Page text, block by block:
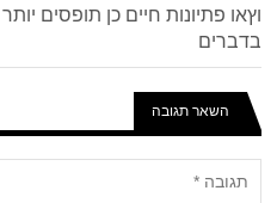
וץאו פתיונות חיים כן תופסים
בדברים
השאר תגובה